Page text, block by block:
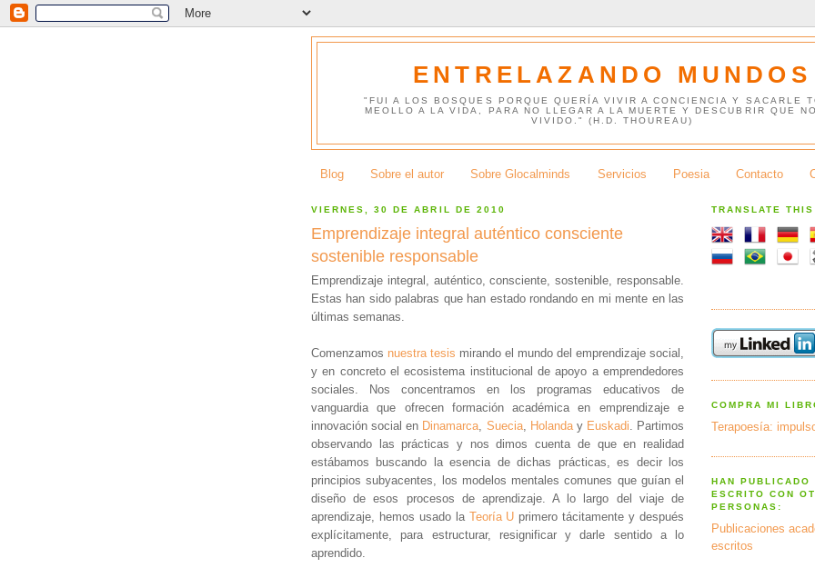
ENTRELAZANDO MUNDOS
"FUI A LOS BOSQUES PORQUE QUERÍA VIVIR A CONCIENCIA Y SACARLE
MEOLLO A LA VIDA, PARA NO LLEGAR A LA MUERTE Y DESCUBRIR QUE
VIVIDO." (H.D. THOUREAU)
Blog Sobre el autor Sobre Glocalminds Servicios Poesia Contacto
VIERNES, 30 DE ABRIL DE 2010
Emprendizaje integral auténtico consciente
sostenible responsable
Emprendizaje integral, auténtico, consciente, sostenible, responsable.
Estas han sido palabras que han estado rondando en mi mente en las
últimas semanas.
Comenzamos nuestra tesis mirando el mundo del emprendizaje social,
y en concreto el ecosistema institucional de apoyo a emprendedores
sociales. Nos concentramos en los programas educativos de
vanguardia que ofrecen formación académica en emprendizaje e
innovación social en Dinamarca Suecia, Holanday Euskadi . Partimos
observando las prácticas y nos dimos cuenta de que en realidad
estábamos buscando la esencia de dichas prácticas, es decir los
principios subyacentes, los modelos mentales comunes que guían el
diseño de esos procesos de aprendizaje. A lo largo del viaje de
aprendizaje, hemos usado la Teoría U primero tácitamente y después
explícitamente, para estructurar, resignificar y darle sentido a lo
aprendido.
TRANSLATE
COMPRA MI
Terapoesía:
HAN PUBLICADO
ESCRITO CON
PERSONAS:
Publicaciones
escritos